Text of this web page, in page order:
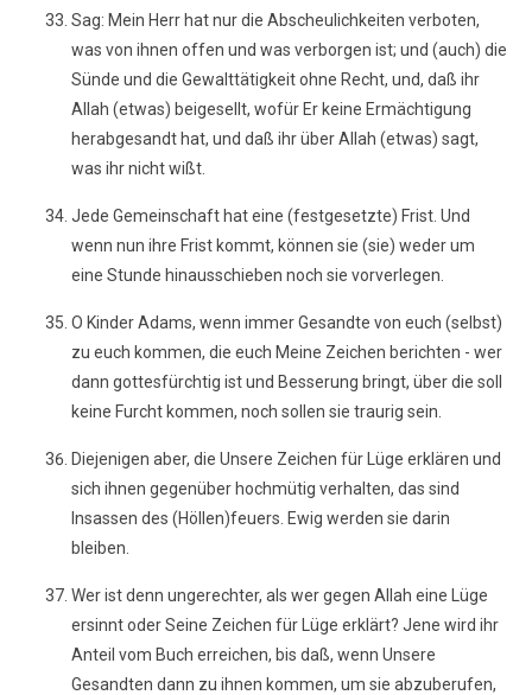
Sag: Mein Herr hat nur die Abscheulichkeiten verboten,
was von ihnen offen und was verborgen ist; und (auch) die
Sünde und die Gewalttätigkeit ohne Recht, und, daß ihr
Allah (etwas) beigesellt, wofür Er keine Ermächtigung
herabgesandt hat, und daß ihr über Allah (etwas) sagt,
was ihr nicht wißt.
Jede Gemeinschaft hat eine (festgesetzte) Frist. Und
wenn nun ihre Frist kommt, können sie (sie) weder um
eine Stunde hinausschieben noch sie vorverlegen.
O Kinder Adams, wenn immer Gesandte von euch (selbst)
zu euch kommen, die euch Meine Zeichen berichten - wer
dann gottesfürchtig ist und Besserung bringt, über die soll
keine Furcht kommen, noch sollen sie traurig sein.
Diejenigen aber, die Unsere Zeichen für Lüge erklären und
sich ihnen gegenüber hochmütig verhalten, das sind
Insassen des (Höllen)feuers. Ewig werden sie darin
bleiben.
Wer ist denn ungerechter, als wer gegen Allah eine Lüge
ersinnt oder Seine Zeichen für Lüge erklärt? Jene wird ihr
Anteil vom Buch erreichen, bis daß, wenn Unsere
Gesandten dann zu ihnen kommen, um sie abzuberufen,